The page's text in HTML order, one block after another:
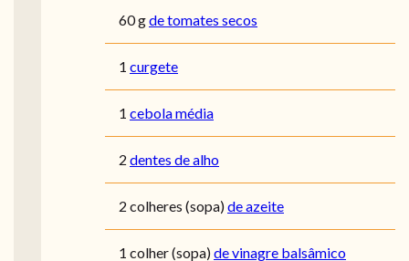
60gde tomates secos
1 curgete
1 cebola média
2 dentes de alho
2 colheres (sopa)de azeite
1 colher (sopa)de vinagre balsâmico